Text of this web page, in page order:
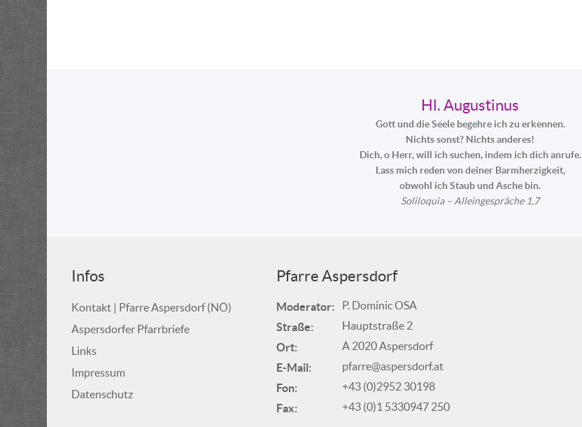
Hl. Augustinus
Gott und die Seele begehre ich zu erkennen.
Nichts sonst? Nichts anderes!
Dich, o Herr, will ich suchen, indem ich dich anrufe.
Lass mich reden von deiner Barmherzigkeit,
obwohl ich Staub und Asche bin.
Soliloquia – Alleingespräche 1,7
Infos
Kontakt | Pfarre Aspersdorf (NÖ)
Aspersdorfer Pfarrbriefe
Links
Impressum
Datenschutz
Pfarre Aspersdorf
Moderator:
P. Dominic OSA
Straße:
Hauptstraße 2
Ort:
A 2020 Aspersdorf
E-Mail:
pfarre@aspersdorf.at
Fon:
+43 (0)2952 30198
Fax:
+43 (0)1 5330947 250